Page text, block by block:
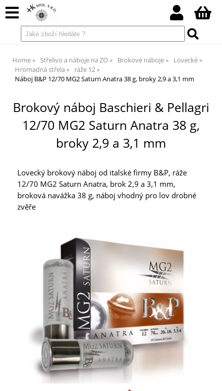
Home Střelivo a náboje na ZO Brokové náboje
Lovecké
Hromadná střela
ráže 12
Náboj B&P 12/70 MG2 Saturn Anatra 38 g, broky 2,9 a 3,1 mm
Brokový náboj Baschieri & Pellagri
12/70 MG2 Saturn Anatra 38 g,
broky 2,9 a 3,1 mm
Lovecký brokový náboj od italské firmy B&P, ráže
12/70 MG2 Saturn Anatra, brok 2,9 a 3,1 mm,
broková navážka 38 g, náboj vhodný pro lov drobné
zvěře